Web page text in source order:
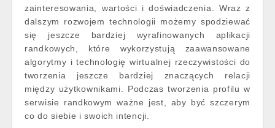
zainteresowania, wartości i doświadczenia. Wraz z
dalszym rozwojem technologii możemy spodziewać
się jeszcze bardziej wyrafinowanych aplikacji
randkowych, które wykorzystują zaawansowane
algorytmy i technologię wirtualnej rzeczywistości do
tworzenia jeszcze bardziej znaczących relacji
między użytkownikami. Podczas tworzenia profilu w
serwisie randkowym ważne jest, aby być szczerym
co do siebie i swoich intencji.